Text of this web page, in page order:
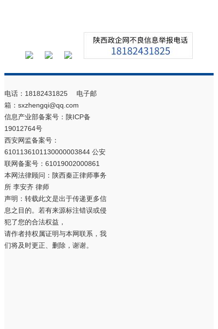
电话：18182431825 电子邮
箱：sxzhengqi@qq.com
信息产业部备案号： 陕ICP备
19012764号
西安网监备案号：
6101136101130000003844 公安
联网备案号：61019002000861
本网法律顾问：陕西秦正律师事务
所 李安齐 律师
声明：转载此文是出于传递更多信
息之目的。若有来源标注错误或侵
犯了您的合法权益，
请作者持权属证明与本网联系，我
们将及时更正、删除，谢谢。